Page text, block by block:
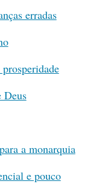
erradas
Deus
a monarquia
e pouco